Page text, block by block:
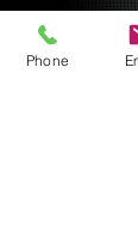
Phone